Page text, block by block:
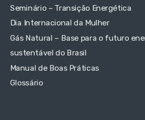
Seminário – Transição Energética
Dia Internacional da Mulher
Gás Natural – Base para o futuro
sustentável do Brasil
Manual de Boas Práticas
Glossário